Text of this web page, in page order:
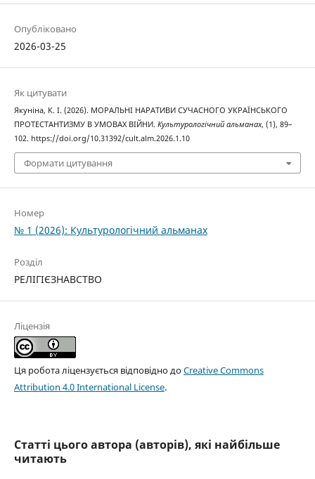
Опубліковано
2026-03-25
Як цитувати
Якуніна, К. І. (2026). МОРАЛЬНІ НАРАТИВИ СУЧАСНОГО УКРАЇНСЬКОГО
ПРОТЕСТАНТИЗМУ В УМОВАХ ВІЙНИ. Культурологічний альманах, (1), 89–
102. https://doi.org/10.31392/cult.alm.2026.1.10
Формати цитування
Номер
№ 1 (2026): Культурологічний альманах
Розділ
РЕЛІГІЄЗНАВСТВО
Ліцензія
Ця робота ліцензується відповідно доCreative Commons
Attribution 4.0 International License.
Статті цього автора (авторів), які найбільше
читають